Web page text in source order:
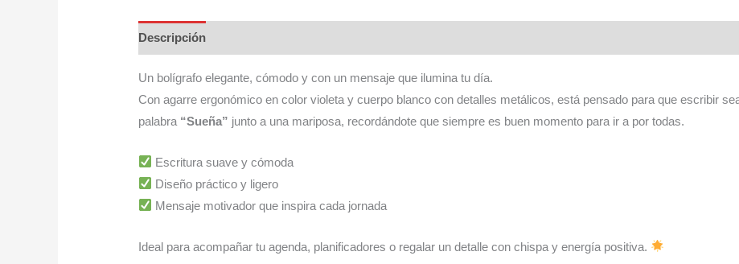
Descripción
Un bolígrafo elegante, cómodo y con un mensaje que ilumina tu día.
Con agarre ergonómico en color violeta y cuerpo blanco con detalles metálicos, está pensado para que escribir
palabra “Sueña” junto a una mariposa, recordándote que siempre es buen momento para ir a por todas.
Escritura suave y cómoda
Diseño práctico y ligero
Mensaje motivador que inspira cada jornada
Ideal para acompañar tu agenda, planificadores o regalar un detalle con chispa y energía positiva.